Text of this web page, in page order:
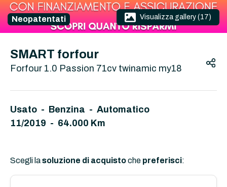
Neopatentati Visualizza gallery (17)
SMART forfour
Forfour 1.0 Passion 71cv twinamic my18
Usato - Benzina - Automatico
11/2019 - 64.000 Km
Scegli lasoluzione di acquistoche preferisci: